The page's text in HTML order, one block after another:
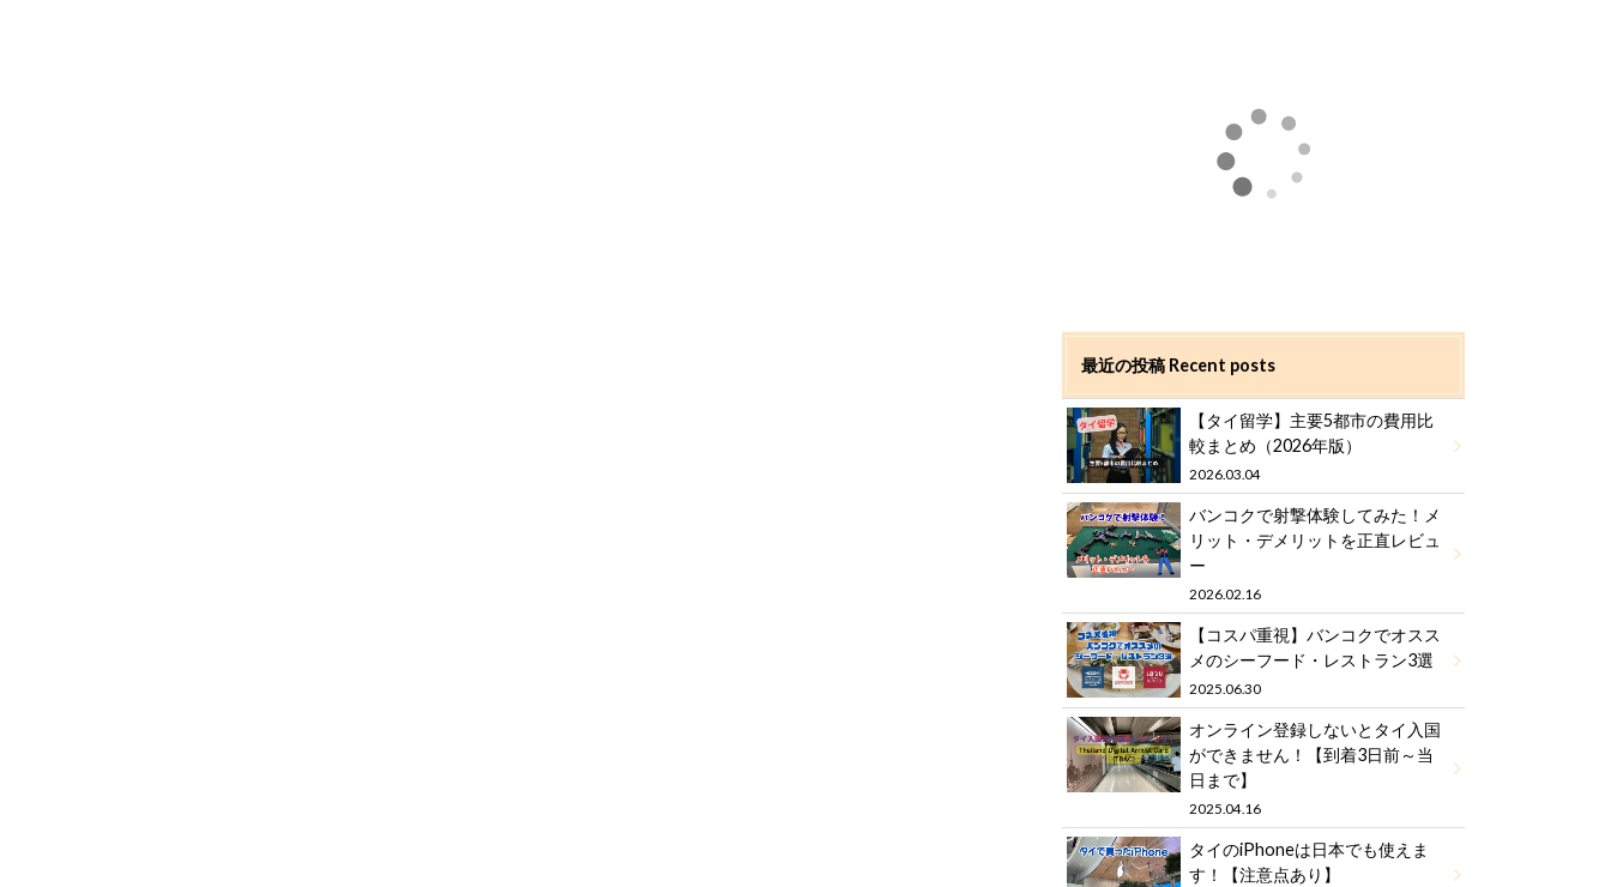
最近の投稿 Recent posts
【タイ留学】主要5都市の費用比
較まとめ（2026年版）
2026.03.04
バンコクで射撃体験してみた！メ
リット・デメリットを正直レビュ
ー
2026.02.16
【コスパ重視】バンコクでオスス
メのシーフード・レストラン3選
2025.06.30
オンライン登録しないとタイ入国
ができません！【到着3日前～当
日まで】
2025.04.16
タイのiPhoneは日本でも使えま
す！【注意点あり】